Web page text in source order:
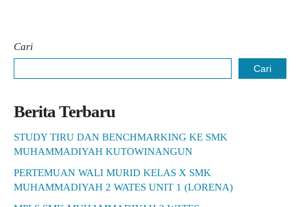
Cari
Cari
Berita Terbaru
STUDY TIRU DAN BENCHMARKING KE SMK
MUHAMMADIYAH KUTOWINANGUN
PERTEMUAN WALI MURID KELAS X SMK
MUHAMMADIYAH 2 WATES UNIT 1 (LORENA)